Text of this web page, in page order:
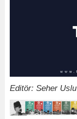
Editör: Seher Uslu